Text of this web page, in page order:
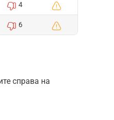
4
6
справа на